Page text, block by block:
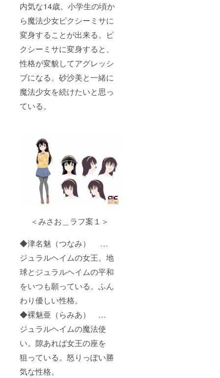
内気な14歳。小学生の頃か
ら魔法少女ピクシーミサに
変身することが出来る。ピ
クシーミサに変身すると、
性格が変貌してアグレッシ
ブになる。砂沙美と一緒に
魔法少女を続けたいと思っ
ている。
＜みさお＿ラフ案１＞
◆津名魅（つなみ） …
ジュラルヘイムの女王。地
球とジュラルヘイムの平和
をいつも願っている。ふん
わり優しい性格。
◆裸魅亜（らみあ） …
ジュラルヘイムの魔法使
い。隙あれば女王の座を
狙っている。怒りっぽい勝
気な性格。